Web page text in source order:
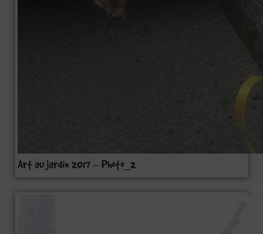
Art au jardin 2017 – Photo_2